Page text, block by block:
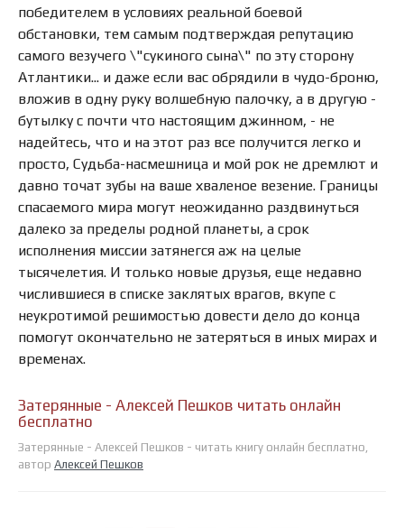
победителем в условиях реальной боевой
обстановки, тем самым подтверждая репутацию
самого везучего \"сукиного сына\" по эту сторону
Атлантики... и даже если вас обрядили в чудо-броню,
вложив в одну руку волшебную палочку, а в другую -
бутылку с почти что настоящим джинном, - не
надейтесь, что и на этот раз все получится легко и
просто, Судьба-насмешница и мой рок не дремлют и
давно точат зубы на ваше хваленое везение. Границы
спасаемого мира могут неожиданно раздвинуться
далеко за пределы родной планеты, а срок
исполнения миссии затянегся аж на целые
тысячелетия. И только новые друзья, еще недавно
числившиеся в списке заклятых врагов, вкупе с
неукротимой решимостью довести дело до конца
помогут окончательно не затеряться в иных мирах и
временах.
Затерянные - Алексей Пешков читать онлайн
бесплатно
Затерянные - Алексей Пешков - читать книгу онлайн бесплатно,
автор Алексей Пешков